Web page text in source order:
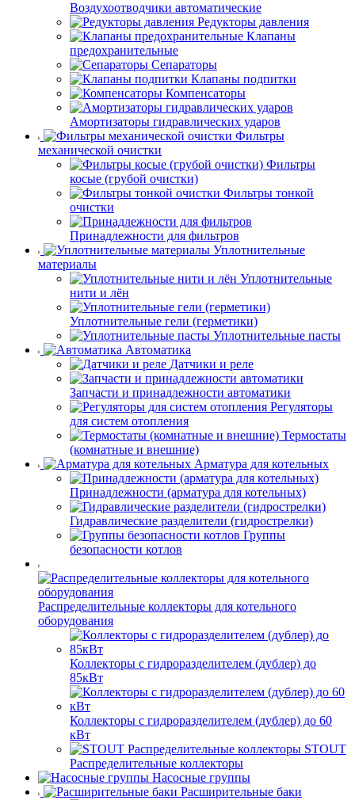
Воздухоотводчики автоматические
Редукторы давления
Клапаны
предохранительные
Сепараторы
Клапаны подпитки
Компенсаторы
Амортизаторы гидравлических ударов
Фильтры
механической очистки
Фильтры
косые (грубой очистки)
Фильтры тонкой
очистки
Принадлежности для фильтров
Уплотнительные
материалы
Уплотнительные
нити и лён
Уплотнительные гели (герметики)
Уплотнительные пасты
Автоматика
Датчики и реле
Запчасти и принадлежности автоматики
Регуляторы
для систем отопления
Термостаты
(комнатные и внешние)
Арматура для котельных
Принадлежности (арматура для котельных)
Гидравлические разделители (гидрострелки)
Группы
безопасности котлов
Распределительные коллекторы для котельного
оборудования
Коллекторы с гидроразделителем (дублер) до
85кВт
Коллекторы с гидроразделителем (дублер) до 60
кВт
STOUT
Распределительные коллекторы
Насосные группы
Расширительные баки